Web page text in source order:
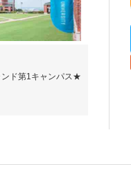
ンド第1キャンパス★